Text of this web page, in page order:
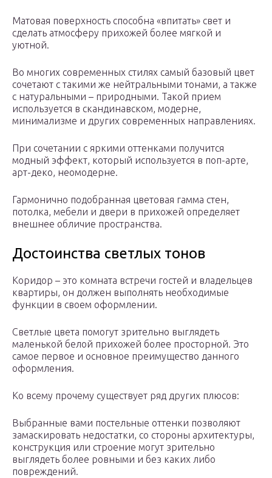
Матовая поверхность способна «впитать» свет и
сделать атмосферу прихожей более мягкой и
уютной.
Во многих современных стилях самый базовый цвет
сочетают с такими же нейтральными тонами, а также
с натуральными – природными. Такой прием
используется в скандинавском, модерне,
минимализме и других современных направлениях.
При сочетании с яркими оттенками получится
модный эффект, который используется в поп-арте,
арт-деко, неомодерне.
Гармонично подобранная цветовая гамма стен,
потолка, мебели и двери в прихожей определяет
внешнее обличие пространства.
Достоинства светлых тонов
Коридор – это комната встречи гостей и владельцев
квартиры, он должен выполнять необходимые
функции в своем оформлении.
Светлые цвета помогут зрительно выглядеть
маленькой белой прихожей более просторной. Это
самое первое и основное преимущество данного
оформления.
Ко всему прочему существует ряд других плюсов:
Выбранные вами постельные оттенки позволяют
замаскировать недостатки, со стороны архитектуры,
конструкция или строение могут зрительно
выглядеть более ровными и без каких либо
повреждений.